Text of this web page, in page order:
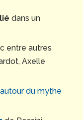
dans un
entre autres
Axelle
autour du mythe